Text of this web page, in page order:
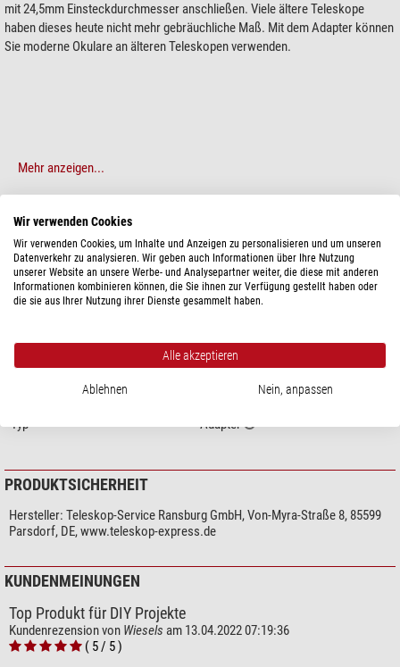
mit 24,5mm Einsteckdurchmesser anschließen. Viele ältere Teleskope
haben dieses heute nicht mehr gebräuchliche Maß. Mit dem Adapter können
Sie moderne Okulare an älteren Teleskopen verwenden.
Mehr anzeigen...
TECHNISCHE DATEN
Leistung
Optische Baulänge (mm)
30
Anschluss (teleskopseitig)
0,96"
Allgemein
Typ
Adapter
PRODUKTSICHERHEIT
Hersteller: Teleskop-Service Ransburg GmbH, Von-Myra-Straße 8, 85599
Parsdorf, DE, www.teleskop-express.de
KUNDENMEINUNGEN
Top Produkt für DIY Projekte
Kundenrezension von Wiesels am 13.04.2022 07:19:36
( 5 / 5 )
Wir verwenden Cookies
Wir verwenden Cookies, um Inhalte und Anzeigen zu personalisieren und um unseren
Datenverkehr zu analysieren. Wir geben auch Informationen über Ihre Nutzung
unserer Website an unsere Werbe- und Analysepartner weiter, die diese mit anderen
Informationen kombinieren können, die Sie ihnen zur Verfügung gestellt haben oder
die sie aus Ihrer Nutzung ihrer Dienste gesammelt haben.
Alle akzeptieren
Ablehnen Nein, anpassen